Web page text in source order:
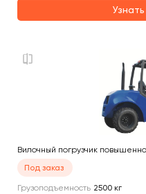
Вилочный погрузчик
Под заказ
Грузоподъемность 2500 кг